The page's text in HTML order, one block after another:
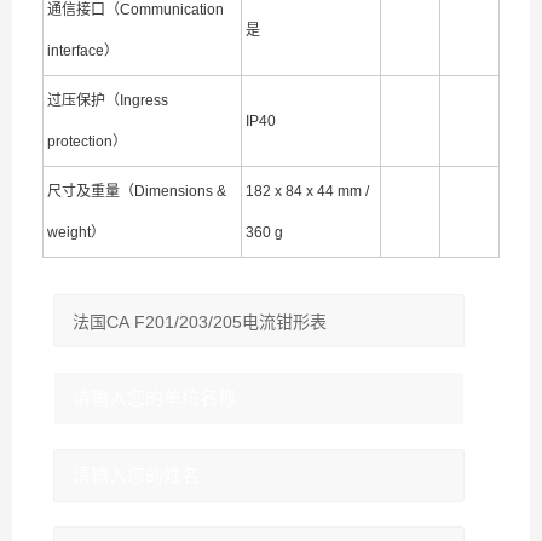
通信接口（Communication
interface）
是
过压保护（Ingress
protection）
IP40
尺寸及重量（Dimensions &
weight）
182 x 84 x 44 mm /
360 g